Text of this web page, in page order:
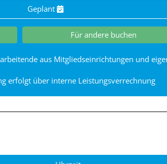
Geplant
Für andere buchen
aus Mitgliedseinrichtungen und
erfolgt über interne Leistungsverrechnung